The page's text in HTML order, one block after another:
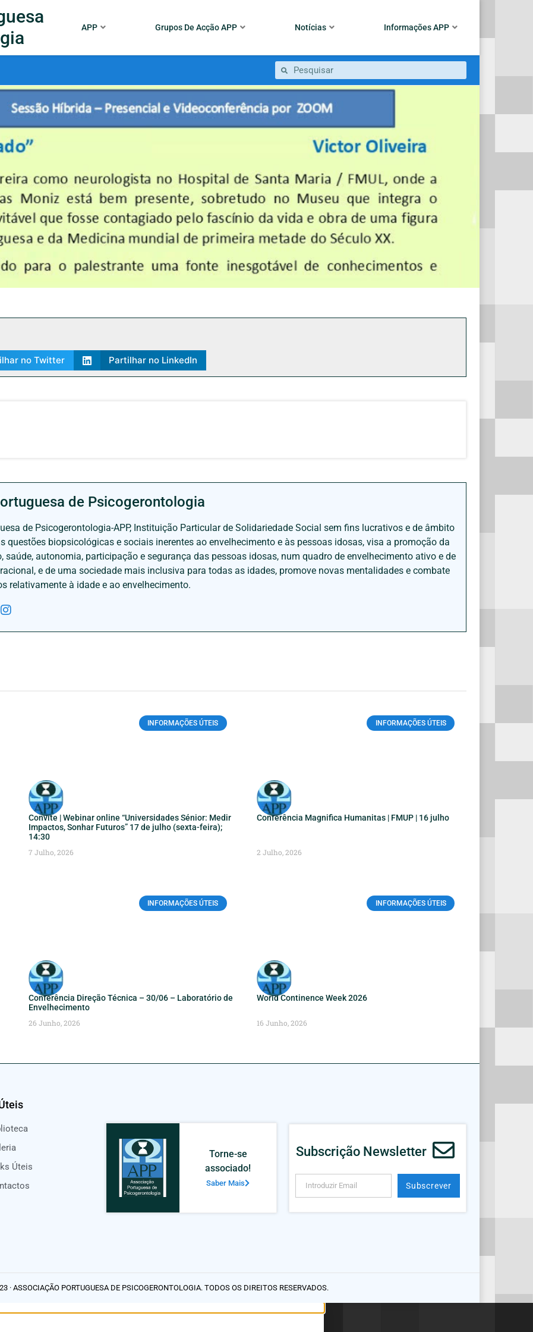
APP Grupos De Acção APP Notícias Informações APP
no Twitter Partilhar no LinkedIn
de Psicogerontologia
de Psicogerontologia-APP, Instituição Particular de Solidariedade Social sem fins lucrativos e de âmbito
questões biopsicológicas e sociais inerentes ao envelhecimento e às pessoas idosas, visa a promoção da
saúde, autonomia, participação e segurança das pessoas idosas, num quadro de envelhecimento ativo e de
e de uma sociedade mais inclusiva para todas as idades, promove novas mentalidades e combate
relativamente à idade e ao envelhecimento.
INFORMAÇÕES ÚTEIS
Convite | Webinar online “Universidades Sénior: Medir
Impactos, Sonhar Futuros” 17 de julho (sexta-feira);
14:30
7 Julho, 2026
INFORMAÇÕES ÚTEIS
Conferência Magnifica Humanitas | FMUP | 16 julho
2 Julho, 2026
INFORMAÇÕES ÚTEIS
Conferência Direção Técnica – 30/06 – Laboratório de
Envelhecimento
26 Junho, 2026
INFORMAÇÕES ÚTEIS
World Continence Week 2026
16 Junho, 2026
Úteis
Torne-se
associado!
Saber Mais
Subscrição Newsletter
Subscrever
· ASSOCIAÇÃO PORTUGUESA DE PSICOGERONTOLOGIA. TODOS OS DIREITOS RESERVADOS.